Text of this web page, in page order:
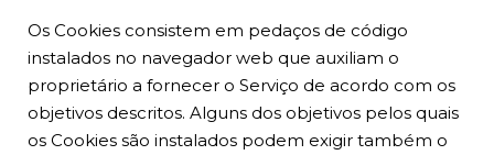
Os Cookies consistem em pedaços de código
instalados no navegador web que auxiliam o
proprietário a fornecer o Serviço de acordo com os
objetivos descritos. Alguns dos objetivos pelos quais
os Cookies são instalados podem exigir também o